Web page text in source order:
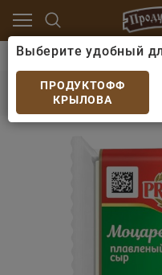
Сыр плавленный
Сыр President
Выберите удобный
ПРОДУКТОФФ
КРЫЛОВА